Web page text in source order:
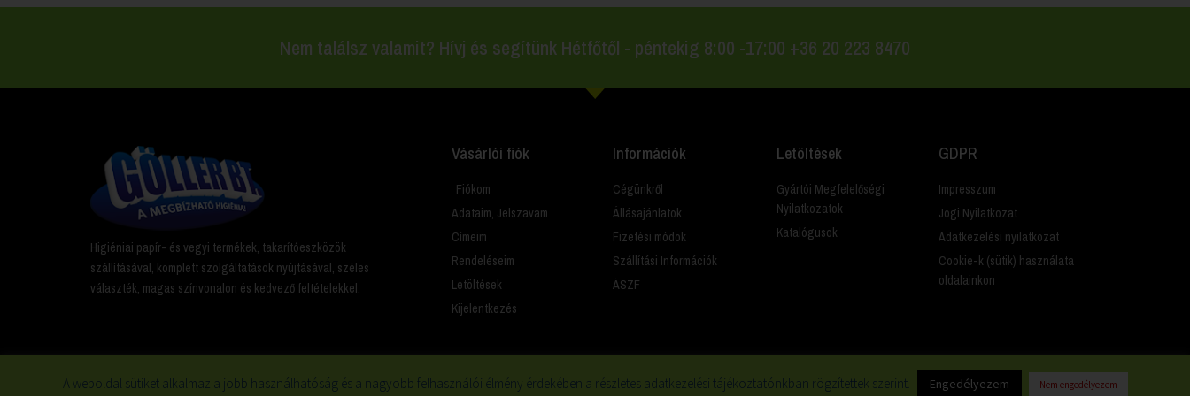
Nem találsz valamit? Hívj és segítünk Hétfőtől - péntekig 8:00 -17:00 +36 20 223 8470
Higiéniai papír- és vegyi termékek, takarítóeszközök
szállításával, komplett szolgáltatások nyújtásával, széles
választék, magas színvonalon és kedvező feltételekkel.
Vásárlói fiók
Fiókom
Adataim, Jelszavam
Címeim
Rendeléseim
Letöltések
Kijelentkezés
Információk
Cégünkről
Állásajánlatok
Fizetési módok
Szállítási Információk
ÁSZF
Letöltések
Gyártói Megfelelőségi
Nyilatkozatok
Katalógusok
GDPR
Impresszum
Jogi Nyilatkozat
Adatkezelési nyilatkozat
Cookie-k (sütik) használata
oldalainkon
A weboldal sütiket alkalmaz a jobb használhatóság és a nagyobb felhasználói élmény érdekében a részletes adatkezelési tájékoztatónkban rögzítettek szerint. Engedélyezem Nem engedélyezem